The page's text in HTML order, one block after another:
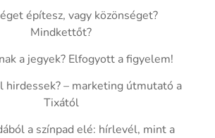
építesz, vagy közönséget?
Mindkettőt?
a jegyek? Elfogyott a figyelem!
hirdessek? – marketing útmutató a
Tixától
a színpad elé: hírlevél, mint a